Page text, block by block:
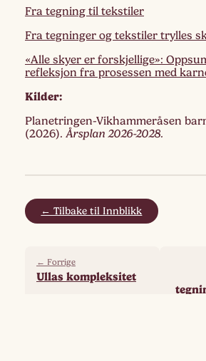
Fra tegning til tekstiler
Fra tegninger og tekstiler trylles
«Alle skyer er forskjellige»:
refleksjon fra prosessen med
Kilder:
Planetringen-Vikhammeråsen
(2026). Årsplan 2026-2028.
← Tilbake til Innblikk
← Forrige
Ullas kompleksitet